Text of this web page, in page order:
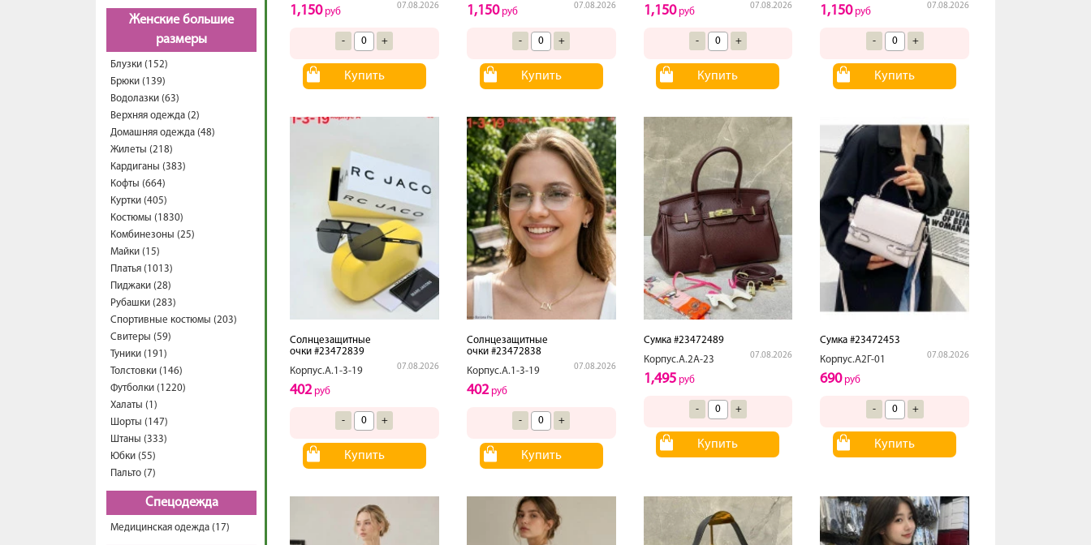
Женские большие
размеры
Блузки (152)
Брюки (139)
Водолазки (63)
Верхняя одежда (2)
Домашняя одежда (48)
Жилеты (218)
Кардиганы (383)
Кофты (664)
Куртки (405)
Костюмы (1830)
Комбинезоны (25)
Майки (15)
Платья (1013)
Пиджаки (28)
Рубашки (283)
Спортивные костюмы (203)
Свитеры (59)
Туники (191)
Толстовки (146)
Футболки (1220)
Халаты (1)
Шорты (147)
Штаны (333)
Юбки (55)
Пальто (7)
Спецодежда
Медицинская одежда (17)
07.08.2026
1,150руб
- +
Купить
07.08.2026
1,150руб
- +
Купить
07.08.2026
1,150руб
- +
Купить
07.08.2026
1,150руб
- +
Купить
Солнцезащитные
очки #23472839
Корпус.А.1-3-19
07.08.2026
402руб
- +
Купить
Солнцезащитные
очки #23472838
Корпус.А.1-3-19
07.08.2026
402руб
- +
Купить
Сумка #23472489
Корпус.А.2А-23
07.08.2026
1,495руб
- +
Купить
Сумка #23472453
Корпус.А2Г-01
07.08.2026
690руб
- +
Купить